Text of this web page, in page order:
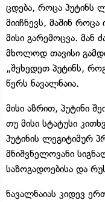
ცდება, როცა პუტინს
მიიჩნევს, მაშინ
მისი გარემოცვა.
მხოლოდ თავისი
„შეხედეთ პუტინს,
წერს ნავალნაია.
მისი აზრით, პუტინი
თუ მისი სტატუსი
პუტინის ლეგიტიმურ
მნიშვნელოვანი
საზოგადოებისა და
ნავალნაიას კიდევ